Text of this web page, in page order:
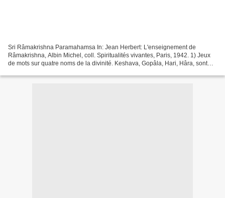
Sri Râmakrishna Paramahamsa In: Jean Herbert: L'enseignement de
Râmakrishna, Albin Michel, coll. Spiritualités vivantes, Paris, 1942. 1) Jeux
de mots sur quatre noms de la divinité. Keshava, Gopâla, Hari, Hâra, sont